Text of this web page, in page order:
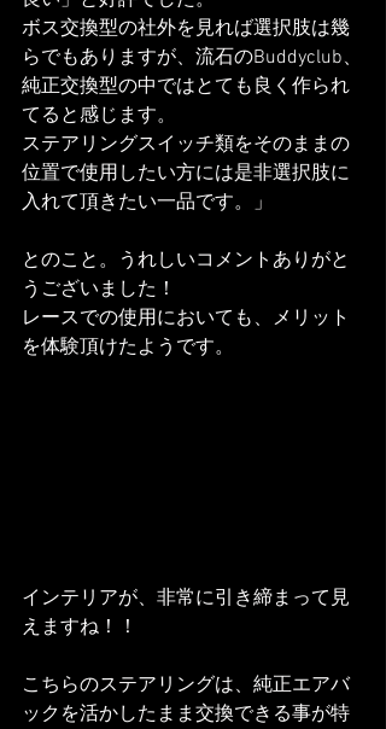
ボス交換型の社外を見れば選択肢は幾
らでもありますが、流石のBuddyclub、
純正交換型の中ではとても良く作られ
てると感じます。
ステアリングスイッチ類をそのままの
位置で使用したい方には是非選択肢に
入れて頂きたい一品です。」
とのこと。うれしいコメントありがと
うございました！
レースでの使用においても、メリット
を体験頂けたようです。
インテリアが、非常に引き締まって見
えますね！！
こちらのステアリングは、純正エアバ
ックを活かしたまま交換できる事が特